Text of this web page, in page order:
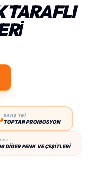
TARAFLI
SATIŞ TİPİ
TOPTAN PROMOSYON
DIĞER RENK VE ÇEŞITLERI